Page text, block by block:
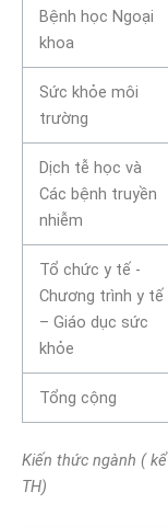
Bệnh học Ngoại
khoa
Sức khỏe môi
trường
Dịch tễ học và
Các bệnh truyền
nhiễm
Tổ chức y tế -
Chương trình y tế
– Giáo dục sức
khỏe
Tổng cộng
Kiến thức ngành (
TH)